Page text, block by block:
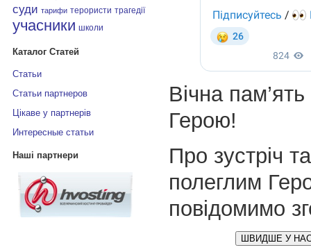
суди тарифи терористи трагедії
учасники школи
Каталог Статей
Статьи
Статьи партнеров
Цікаве у партнерів
Интересные статьи
Наші партнери
Вічна пам’ять
Герою!
Про зустріч
полеглим
повідомимо
ШВИДШЕ У НАС